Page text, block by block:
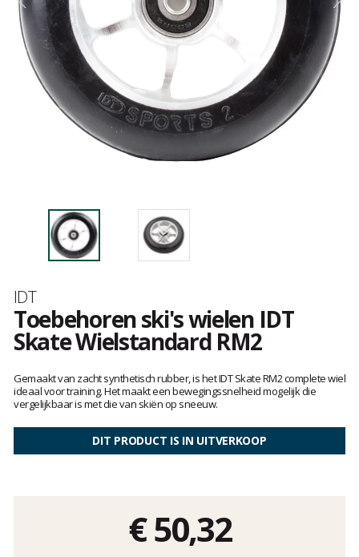
Merk
IDT
Toebehoren ski's wielen IDT
Skate Wielstandard RM2
oordeel
van
klanten
Gemaakt van zacht synthetisch rubber, is het IDT Skate RM2 complete wiel
ideaal voor training. Het maakt een bewegingssnelheid mogelijk die
vergelijkbaar is met die van skiën op sneeuw.
DIT PRODUCT IS IN UITVERKOOP
€ 50,32